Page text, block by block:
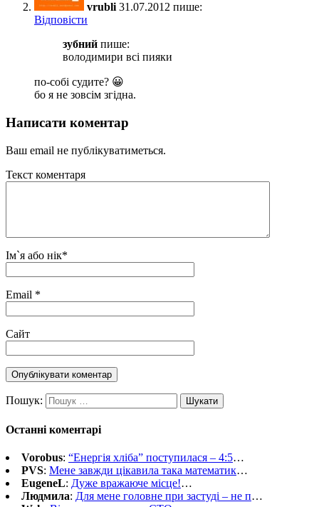
vrubli 31.07.2012 пише:
Відповіcти
зубний пише:
володимири всi пияки
по-собі судите? 😀
бо я не зовсім згідна.
Написати коментар
Ваш email не публікуватиметься.
Текст коментаря
Ім`я або нік*
Email *
Сайт
Пошук:
Останні коментарі
Vorobus: “Енергія хліба” поступилася – 4:5…
PVS: Мене завжди цікавила така математик…
EugeneL: Дуже вражаюче місце!…
Людмила: Для мене головне при застуді – не п…